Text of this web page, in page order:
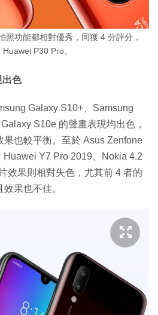
照功能都相對優秀，同獲 4 分評分，
P30 Pro。
色
Galaxy S10+、Samsung
S10e 的聲畫表現均出色，
果也較平衡。至於 Asus Zenfone
Huawei Y7 Pro 2019、Nokia 4.2
效果則相對失色，尤其前 4 者的
果也不佳。